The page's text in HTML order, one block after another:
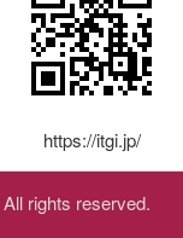
https://itgi.jp/
rights reserved.